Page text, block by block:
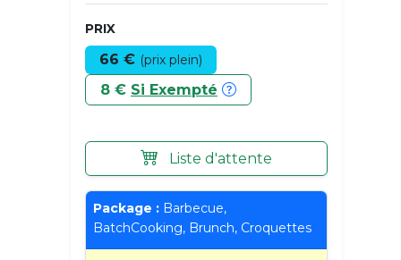
PRIX
66 € (prix plein)
8 € Si Exempté
Liste d'attente
Package : Barbecue,
BatchCooking, Brunch, Croquettes